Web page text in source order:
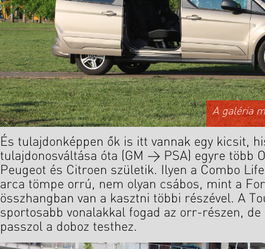
A galéria
És tulajdonképpen ők is itt vannak egy kicsit,
tulajdonosváltása óta (GM > PSA) egyre több
Peugeot és Citroen születik. Ilyen a Combo
arca tömpe orrú, nem olyan csábos, mint a
összhangban van a kasztni többi részével. A
sportosabb vonalakkal fogad az orr-részen, de
passzol a doboz testhez.